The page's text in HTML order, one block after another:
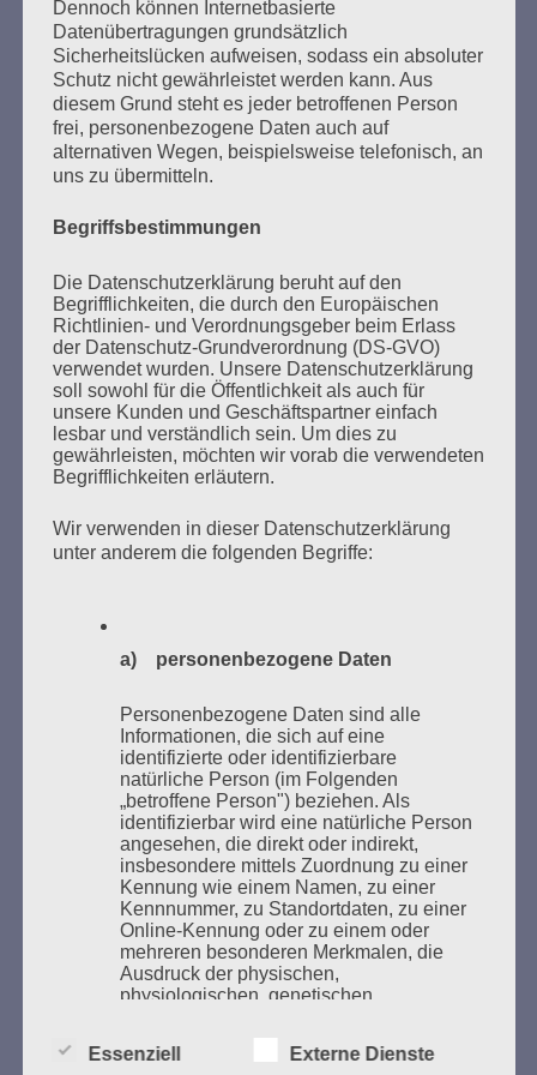
SUCHEN
NACH:
MARATHONLESUNG AUS DEN
Donnerstag, 21. Mai 2026, 11 – 18 Uhr
Zum 26. Mal gibt es eine Marathonlesung anlässlich
des Gedenkens an die Verbrennung von Büchern am
Studentenorganisationen und Burschenschaftler
Bücher verbrannten.
Weitere Informationen:
GEDENKEN UND ERINNERN BEGINNT IN
UNSERER NACHBARSCHAFT
Zum 13. Monat des Gedenkens in Hamburg-
Eimsbüttel
Dennoch können Internetbasierte
Datenübertragungen grundsätzlich
Sicherheitslücken aufweisen, sodass ein absoluter
Schutz nicht gewährleistet werden kann. Aus
diesem Grund steht es jeder betroffenen Person
frei, personenbezogene Daten auch auf
alternativen Wegen, beispielsweise telefonisch, an
uns zu übermitteln.
Begriffsbestimmungen
Die Datenschutzerklärung beruht auf den
Begrifflichkeiten, die durch den Europäischen
Richtlinien- und Verordnungsgeber beim Erlass
der Datenschutz-Grundverordnung (DS-GVO)
verwendet wurden. Unsere Datenschutzerklärung
soll sowohl für die Öffentlichkeit als auch für
unsere Kunden und Geschäftspartner einfach
lesbar und verständlich sein. Um dies zu
gewährleisten, möchten wir vorab die verwendeten
Begrifflichkeiten erläutern.
Wir verwenden in dieser Datenschutzerklärung
unter anderem die folgenden Begriffe:
a) personenbezogene Daten
Personenbezogene Daten sind alle
Informationen, die sich auf eine
identifizierte oder identifizierbare
natürliche Person (im Folgenden
„betroffene Person") beziehen. Als
identifizierbar wird eine natürliche Person
angesehen, die direkt oder indirekt,
insbesondere mittels Zuordnung zu einer
Kennung wie einem Namen, zu einer
Kennnummer, zu Standortdaten, zu einer
Online-Kennung oder zu einem oder
mehreren besonderen Merkmalen, die
Ausdruck der physischen,
physiologischen, genetischen,
Person sind, identifiziert werden kann.
Essenziell Externe Dienste